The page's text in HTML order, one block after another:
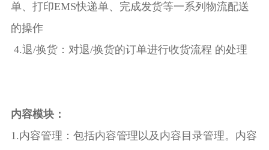
单、打印EMS快递单、完成发货等一系列物流配送
的操作
4.退/换货：对退/换货的订单进行收货流程 的处理
内容模块：
1.内容管理：包括内容管理以及内容目录管理。内容